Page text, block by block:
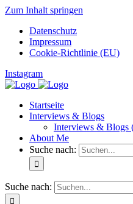
Zum Inhalt springen
Datenschutz
Impressum
Cookie-Richtlinie (EU)
Instagram
Startseite
Interviews & Blogs
Interviews & Blogs
About Me
Suche nach:
Suche nach: